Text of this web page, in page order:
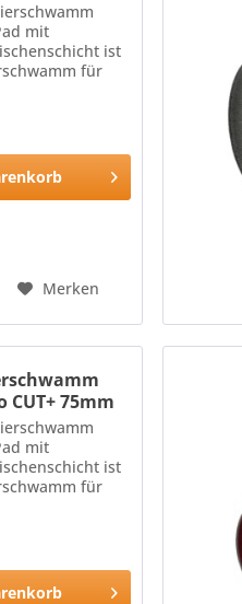
mit
ist
für
des
Merken
CUT+ 75mm
mit
ist
für
des